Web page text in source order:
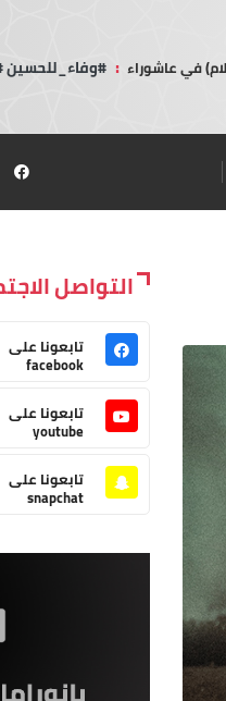
في عاشوراء : #وفاء_للحسين
التواصل
تابعونا على
facebook
تابعونا على
youtube
تابعونا على
snapchat